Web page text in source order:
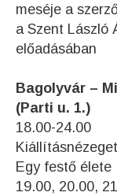
meséje a
a Szent László
előadásában
Bagolyvár –
(Parti u. 1.)
18.00-24.00
Egy festő élete
19.00, 20.00,